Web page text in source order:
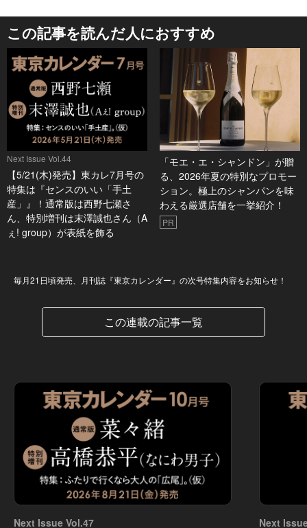
この記事を読んだ人におすすめ
Next Issue Vol.44
【5/21(木)発売】東カレ7月号の
特集は『センスのいい「手土
産」』！通常版は西野七瀬さ
ん、特別増刊は末澤誠也さん（A
ぇ! group）が表紙を飾る
「モエ・エ・シャンドン」が贈
る、2026年夏の特別なプロモー
ション。極上のシャンパンを味
わえる厳選店舗を一挙紹介！
PR
毎月21日頃発売、月刊誌『東京カレンダー』の次号特集内容をお知らせ！
この連載の記事一覧
Next Issue Vol.47 Next